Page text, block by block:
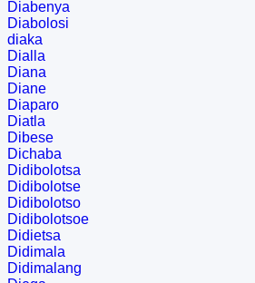
Diabenya
Diabolosi
diaka
Dialla
Diana
Diane
Diaparo
Diatla
Dibese
Dichaba
Didibolotsa
Didibolotse
Didibolotso
Didibolotsoe
Didietsa
Didimala
Didimalang